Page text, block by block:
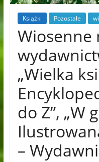
Książki Pozostałe
Wiosenne
„Wielka
do Z”, „W
–